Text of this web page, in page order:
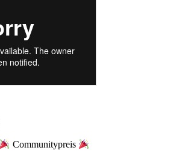
Communitypreis